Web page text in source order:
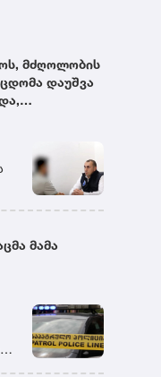
მძღოლობის
დაუშვა
ქრთამის
მამა